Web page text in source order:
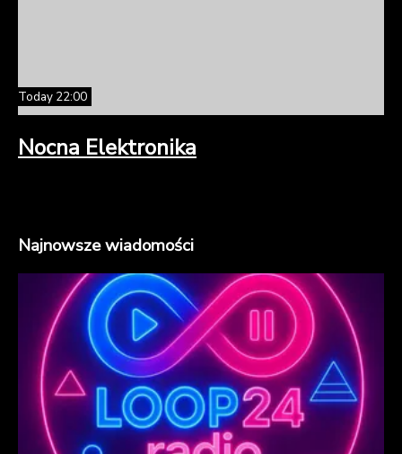
Today 22:00
Nocna Elektronika
Najnowsze wiadomości